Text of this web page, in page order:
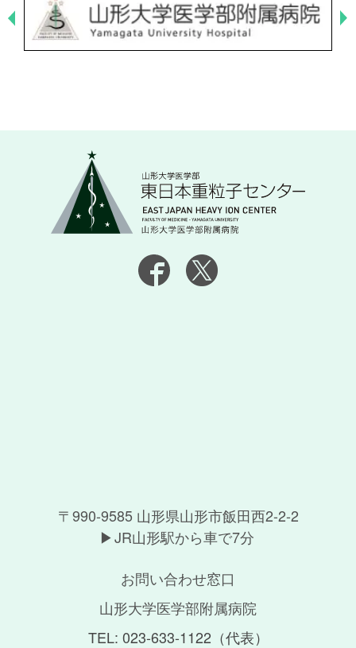
〒990-9585 山形県山形市飯田西2-2-2
JR山形駅から車で7分
お問い合わせ窓口
山形大学医学部附属病院
TEL: 023-633-1122（代表）